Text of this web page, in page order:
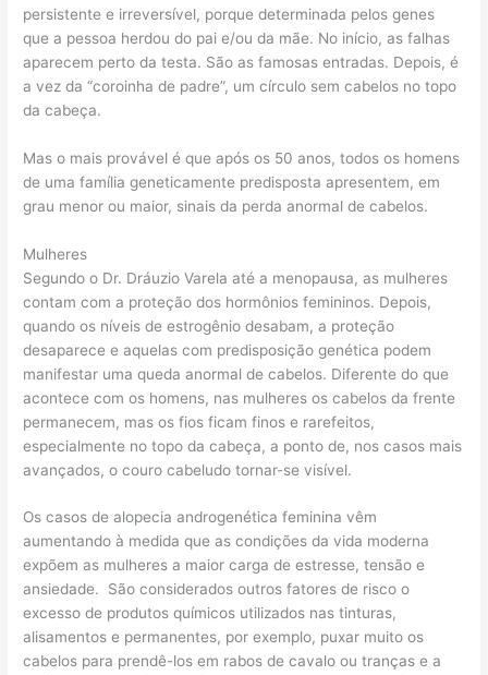
persistente e irreversível, porque determinada pelos genes
que a pessoa herdou do pai e/ou da mãe. No início, as falhas
aparecem perto da testa. São as famosas entradas. Depois, é
a vez da “coroinha de padre”, um círculo sem cabelos no topo
da cabeça.
Mas o mais provável é que após os 50 anos, todos os homens
de uma família geneticamente predisposta apresentem, em
grau menor ou maior, sinais da perda anormal de cabelos.
Mulheres
Segundo o Dr. Dráuzio Varela até a menopausa, as mulheres
contam com a proteção dos hormônios femininos. Depois,
quando os níveis de estrogênio desabam, a proteção
desaparece e aquelas com predisposição genética podem
manifestar uma queda anormal de cabelos. Diferente do que
acontece com os homens, nas mulheres os cabelos da frente
permanecem, mas os fios ficam finos e rarefeitos,
especialmente no topo da cabeça, a ponto de, nos casos mais
avançados, o couro cabeludo tornar-se visível.
Os casos de alopecia androgenética feminina vêm
aumentando à medida que as condições da vida moderna
expõem as mulheres a maior carga de estresse, tensão e
ansiedade. São considerados outros fatores de risco o
excesso de produtos químicos utilizados nas tinturas,
alisamentos e permanentes, por exemplo, puxar muito os
cabelos para prendê-los em rabos de cavalo ou tranças e a